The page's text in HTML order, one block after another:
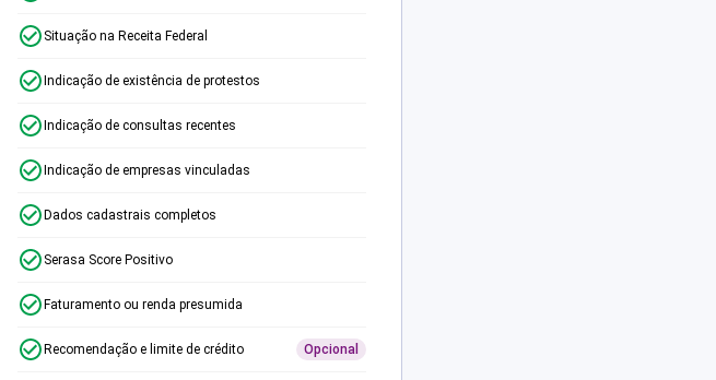
Situação na Receita Federal
Indicação de existência de protestos
Indicação de consultas recentes
Indicação de empresas vinculadas
Dados cadastrais completos
Serasa Score Positivo
Faturamento ou renda presumida
Recomendação e limite de crédito Opcional